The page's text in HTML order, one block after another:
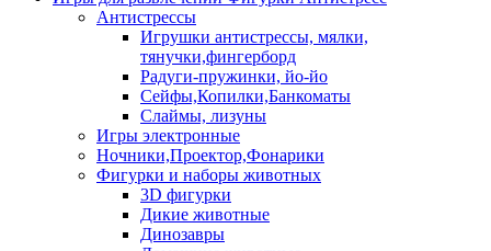
Антистрессы
Игрушки антистрессы, мялки,
тянучки,фингерборд
Радуги-пружинки, йо-йо
Сейфы,Копилки,Банкоматы
Слаймы, лизуны
Игры электронные
Ночники,Проектор,Фонарики
Фигурки и наборы животных
3D фигурки
Дикие животные
Динозавры